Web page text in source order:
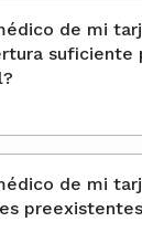
mi tarjeta de crédito
suficiente
mi tarjeta cubre